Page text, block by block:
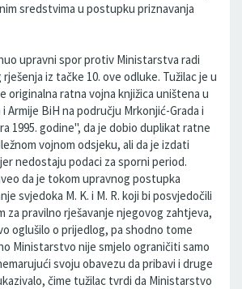
sredstvima u postupku priznavanja
upravni spor protiv Ministarstva radi
iz tačke 10. ove odluke. Tužilac je u
originalna ratna vojna knjižica uništena u
Armije BiH na području Mrkonjić-Grada i
1995. godine", da je dobio duplikat ratne
vojnom odsjeku, ali da je izdati
nedostaju podaci za sporni period.
da je tokom upravnog postupka
svjedoka M. K. i M. R. koji bi posvjedočili
za pravilno rješavanje njegovog zahtjeva,
oglušilo o prijedlog, pa shodno tome
Ministarstvo nije smjelo ograničiti samo
svoju obavezu da pribavi i druge
čime tužilac tvrdi da Ministarstvo